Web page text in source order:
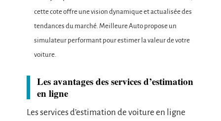
cette cote offre une vision dynamique et actualisée des
tendances du marché. Meilleure Auto propose un
simulateur performant pour estimer la valeur de votre
voiture.
Les avantages des services d’estimation
en ligne
Les services d’estimation de voiture en ligne